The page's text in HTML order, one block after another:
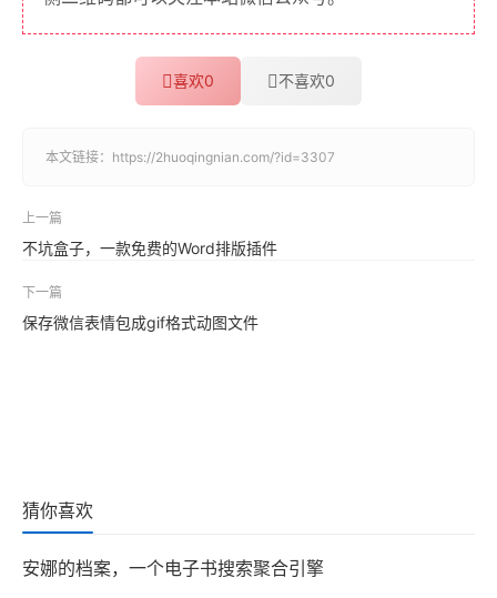
喜欢0 不喜欢0
本文链接： https://2huoqingnian.com/?id=3307
上一篇
不坑盒子，一款免费的Word排版插件
下一篇
保存微信表情包成gif格式动图文件
猜你喜欢
安娜的档案，一个电子书搜索聚合引擎